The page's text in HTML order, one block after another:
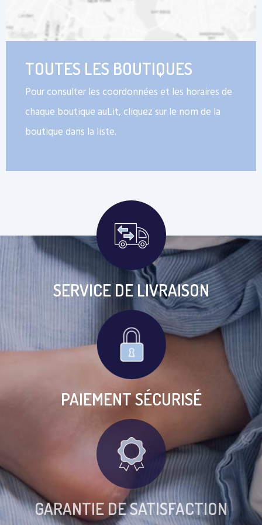
TOUTES LES BOUTIQUES
Pour consulter les coordonnées et les horaires de
chaque boutique auLit, cliquez sur le nom de la
boutique dans la liste.
SERVICE DE LIVRAISON
PAIEMENT SÉCURISÉ
GARANTIE DE SATISFACTION